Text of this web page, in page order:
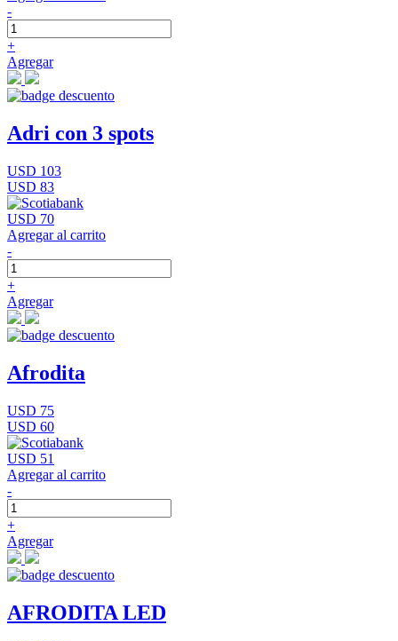
-
+
Agregar
Adri con 3 spots
USD 103
USD 83
USD 70
Agregar al carrito
-
+
Agregar
Afrodita
USD 75
USD 60
USD 51
Agregar al carrito
-
+
Agregar
AFRODITA LED